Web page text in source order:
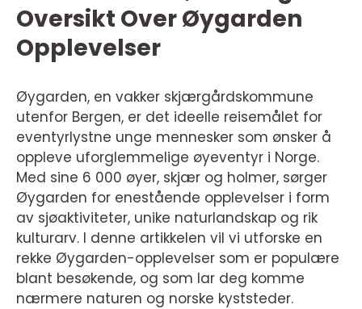
Oversikt Over Øygarden
Opplevelser
Øygarden, en vakker skjærgårdskommune
utenfor Bergen, er det ideelle reisemålet for
eventyrlystne unge mennesker som ønsker å
oppleve uforglemmelige øyeventyr i Norge.
Med sine 6 000 øyer, skjær og holmer, sørger
Øygarden for enestående opplevelser i form
av sjøaktiviteter, unike naturlandskap og rik
kulturarv. I denne artikkelen vil vi utforske en
rekke Øygarden-opplevelser som er populære
blant besøkende, og som lar deg komme
nærmere naturen og norske kyststeder.